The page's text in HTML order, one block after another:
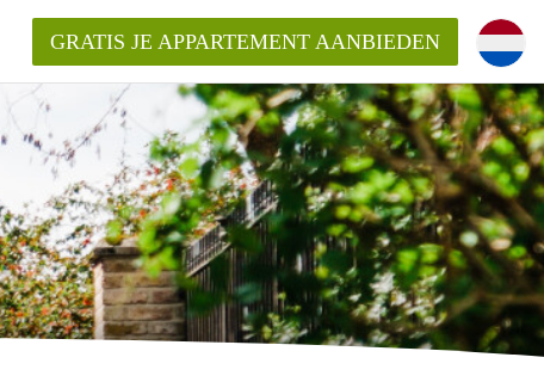
GRATIS JE APPARTEMENT AANBIEDEN